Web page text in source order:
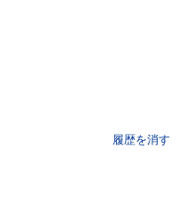
履歴を消す